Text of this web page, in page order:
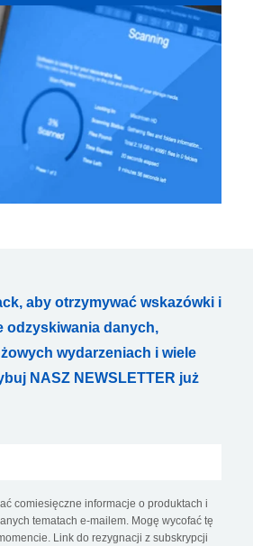
aby otrzymywać wskazówki i
odzyskiwania danych,
wydarzeniach i wiele
NASZ NEWSLETTER już
comiesięczne informacje o produktach i
tematach e-mailem. Mogę wycofać tę
Link do rezygnacji z subskrypcji